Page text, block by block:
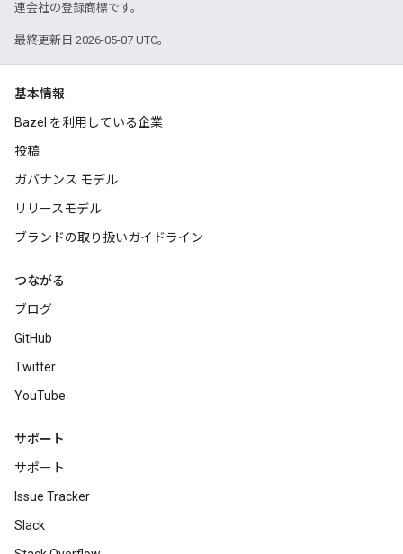
連会社の登録商標です。
最終更新日 2026-05-07 UTC。
基本情報
Bazel を利用している企業
投稿
ガバナンス モデル
リリースモデル
ブランドの取り扱いガイドライン
つながる
ブログ
GitHub
Twitter
YouTube
サポート
サポート
Issue Tracker
Slack